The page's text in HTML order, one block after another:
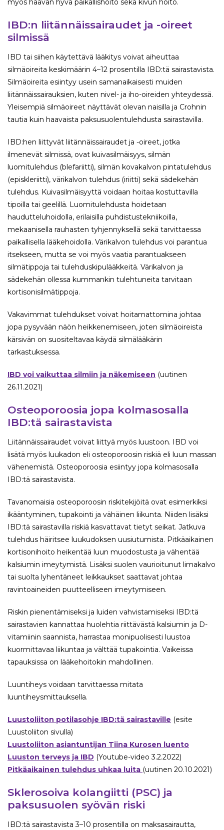
myös haavan hyvä paikallishoito sekä kivun hoito.
IBD:n liitännäissairaudet ja -oireet
silmissä
IBD tai siihen käytettävä lääkitys voivat aiheuttaa
silmäoireita keskimäärin 4–12 prosentilla IBD:tä sairastavista.
Silmäoireita esiintyy usein samanaikaisesti muiden
liitännäissairauksien, kuten nivel- ja iho-oireiden yhteydessä.
Yleisempiä silmäoireet näyttävät olevan naisilla ja Crohnin
tautia kuin haavaista paksusuolentulehdusta sairastavilla.
IBD:hen liittyvät liitännäissairaudet ja -oireet, jotka
ilmenevät silmissä, ovat kuivasilmäisyys, silmän
luomitulehdus (blefariitti), silmän kovakalvon pintatulehdus
(episkleriitti), värikalvon tulehdus (iriitti) sekä sädekehän
tulehdus. Kuivasilmäisyyttä voidaan hoitaa kostuttavilla
tipoilla tai geelillä. Luomitulehdusta hoidetaan
haudutteluhoidolla, erilaisilla puhdistustekniikoilla,
mekaanisella rauhasten tyhjennyksellä sekä tarvittaessa
paikallisella lääkehoidolla. Värikalvon tulehdus voi parantua
itsekseen, mutta se voi myös vaatia parantuakseen
silmätippoja tai tulehduskipulääkkeitä. Värikalvon ja
sädekehän ollessa kummankin tulehtuneita tarvitaan
kortisonisilmätippoja.
Vakavimmat tulehdukset voivat hoitamattomina johtaa
jopa pysyvään näön heikkenemiseen, joten silmäoireista
kärsivän on suositeltavaa käydä silmälääkärin
tarkastuksessa.
IBD voi vaikuttaa silmiin ja näkemiseen (uutinen
26.11.2021)
Osteoporoosia jopa kolmasosalla
IBD:tä sairastavista
Liitännäissairaudet voivat liittyä myös luustoon. IBD voi
lisätä myös luukadon eli osteoporoosin riskiä eli luun massan
vähenemistä. Osteoporoosia esiintyy jopa kolmasosalla
IBD:tä sairastavista.
Tavanomaisia osteoporoosin riskitekijöitä ovat esimerkiksi
ikääntyminen, tupakointi ja vähäinen liikunta. Niiden lisäksi
IBD:tä sairastavilla riskiä kasvattavat tietyt seikat. Jatkuva
tulehdus häiritsee luukudoksen uusiutumista. Pitkäaikainen
kortisonihoito heikentää luun muodostusta ja vähentää
kalsiumin imeytymistä. Lisäksi suolen vaurioitunut limakalvo
tai suolta lyhentäneet leikkaukset saattavat johtaa
ravintoaineiden puutteelliseen imeytymiseen.
Riskin pienentämiseksi ja luiden vahvistamiseksi IBD:tä
sairastavien kannattaa huolehtia riittävästä kalsiumin ja D-
vitamiinin saannista, harrastaa monipuolisesti luustoa
kuormittavaa liikuntaa ja välttää tupakointia. Vaikeissa
tapauksissa on lääkehoitokin mahdollinen.
Luuntiheys voidaan tarvittaessa mitata
luuntiheysmittauksella.
Luustoliiton potilasohje IBD:tä sairastaville (esite
Luustoliiton sivulla)
Luustoliiton asiantuntijan Tiina Kurosen luento
Luuston terveys ja IBD (Youtube-video 3.2.2022)
Pitkäaikainen tulehdus uhkaa luita (uutinen 20.10.2021)
Sklerosoiva kolangiitti (PSC) ja
paksusuolen syövän riski
IBD:tä sairastavista 3–10 prosentilla on maksasairautta,